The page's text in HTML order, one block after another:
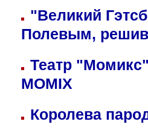
"Великий
Полевым,
Театр
MOMIX
Королева